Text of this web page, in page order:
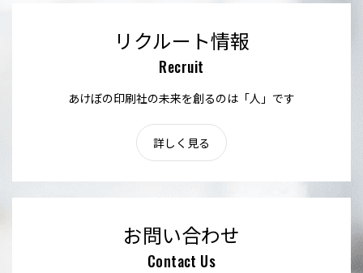
リクルート情報
Recruit
あけぼの印刷社の未来を創るのは「人」です
詳しく見る
お問い合わせ
Contact Us